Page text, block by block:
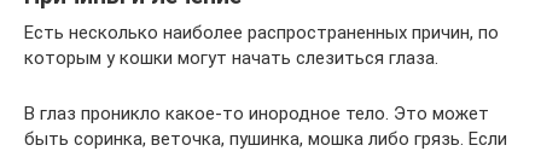
Есть несколько наиболее распространенных причин, по
которым у кошки могут начать слезиться глаза.
В глаз проникло какое-то инородное тело. Это может
быть соринка, веточка, пушинка, мошка либо грязь. Если